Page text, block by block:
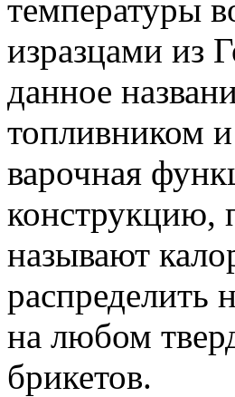
температуры
изразцами из
данное
топливником
варочная
конструкцию,
называют
распределить
на любом
брикетов.